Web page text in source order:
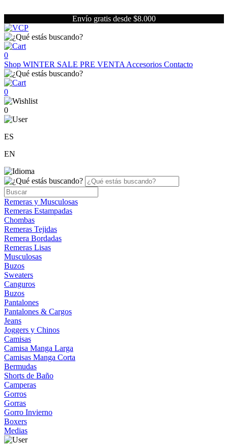
Envío gratis desde $8.000
0
Shop WINTER SALE PRE VENTA Accesorios Contacto
0
0
ES
EN
Remeras y Musculosas
Remeras Estampadas
Chombas
Remeras Tejidas
Remera Bordadas
Remeras Lisas
Musculosas
Buzos
Sweaters
Canguros
Buzos
Pantalones
Pantalones & Cargos
Jeans
Joggers y Chinos
Camisas
Camisa Manga Larga
Camisas Manga Corta
Bermudas
Shorts de Baño
Camperas
Gorros
Gorras
Gorro Invierno
Boxers
Medias